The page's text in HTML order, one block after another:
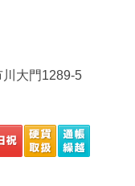
大門1289-5